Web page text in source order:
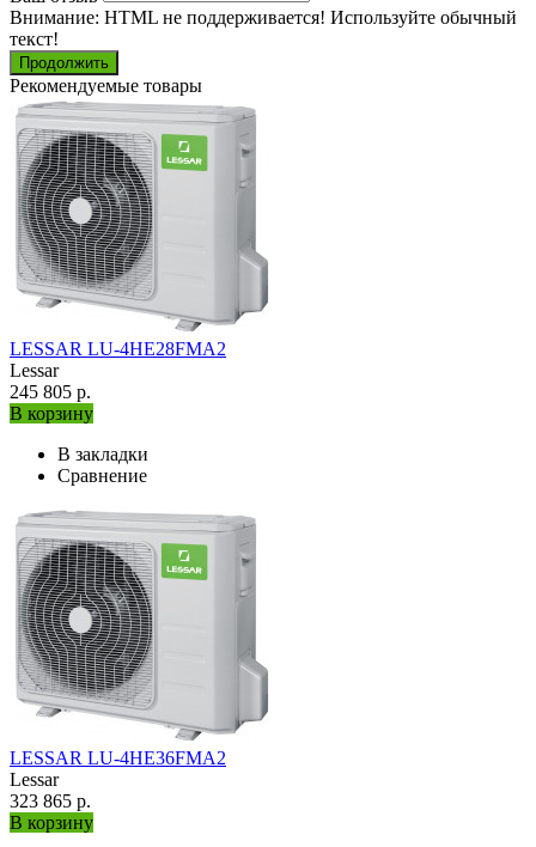
Внимание: HTML не поддерживается! Используйте обычный
текст!
Продолжить
Рекомендуемые товары
LESSAR LU-4HE28FMA2
Lessar
245 805 р.
В корзину
В закладки
Сравнение
LESSAR LU-4HE36FMA2
Lessar
323 865 р.
В корзину